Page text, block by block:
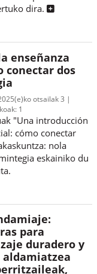
dira.
enseñanza
conectar dos
otsailak 3
1
"Una introducción
cómo conectar
nola
eskainiko du
para
duradero y